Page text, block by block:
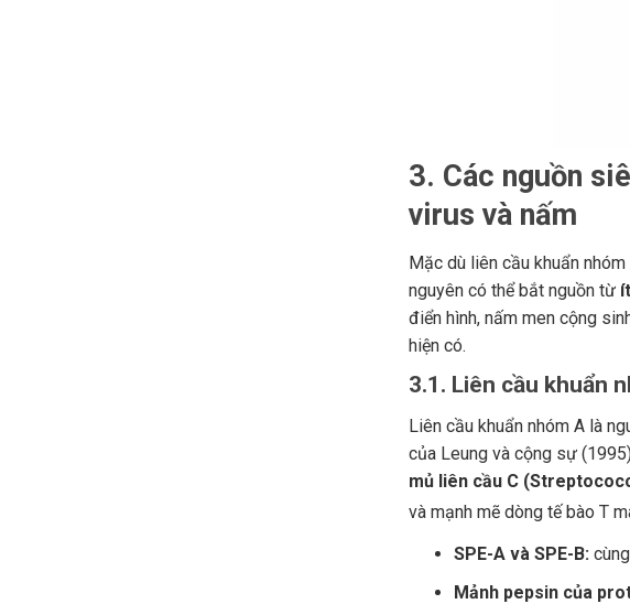
3. Các nguồn
virus và nấm
Mặc dù liên cầu khuẩn
nguyên có thể bắt nguồn từ
điển hình, nấm men cộng
hiện có.
3.1. Liên cầu khuẩn
Liên cầu khuẩn nhóm A là
của Leung và cộng sự
mủ liên cầu C
và mạnh mẽ dòng tế bào T
SPE-A và SPE-B:
Mảnh pepsin của